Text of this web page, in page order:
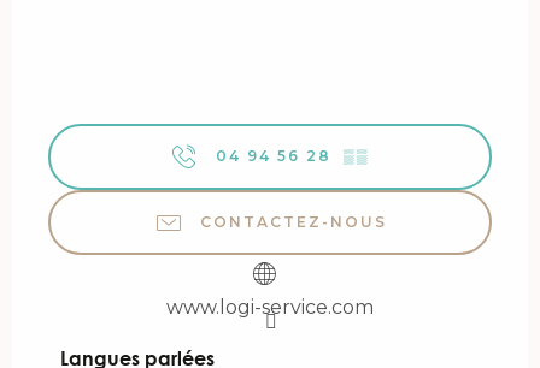
04 94 56 28 ▒▒
CONTACTEZ-NOUS
www.logi-service.com
Langues parlées
Langues parlées